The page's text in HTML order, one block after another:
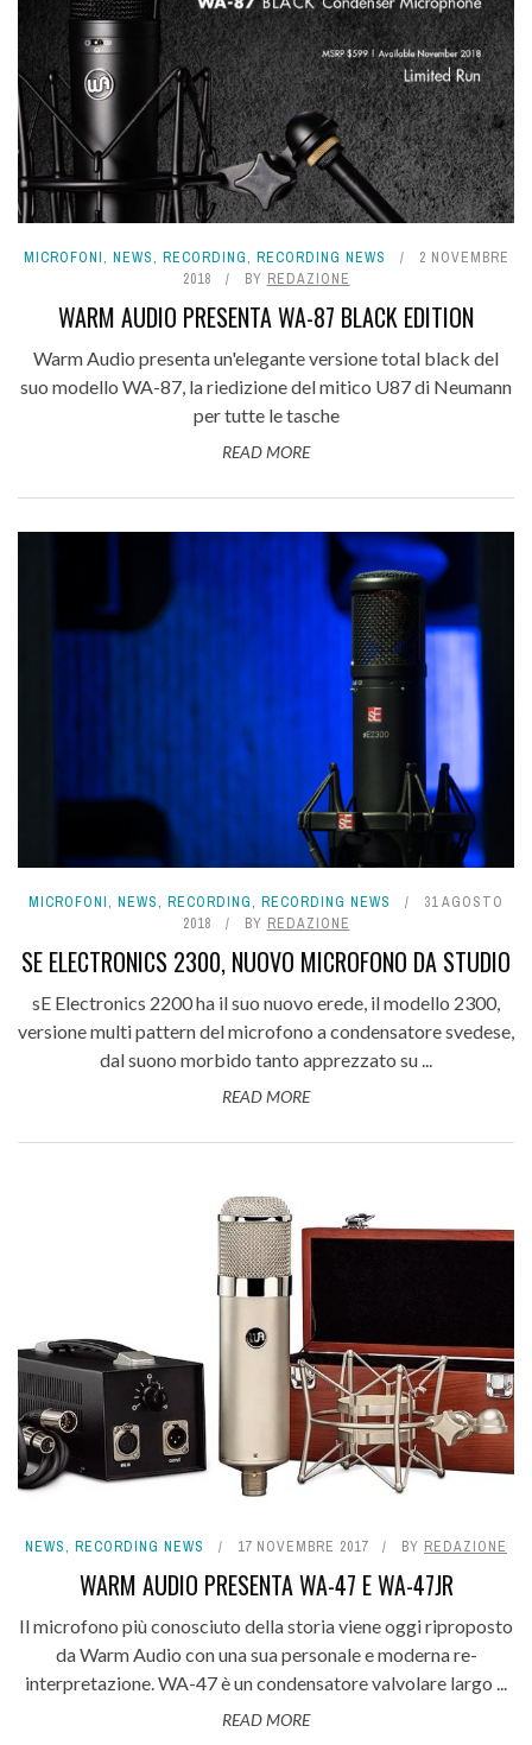
MICROFONI, NEWS, RECORDING, RECORDING NEWS
2 NOVEMBRE
2018
BY REDAZIONE
WARM AUDIO PRESENTA WA-87 BLACK EDITION
Warm Audio presenta un'elegante versione total black del
suo modello WA-87, la riedizione del mitico U87 di Neumann
per tutte le tasche
READ MORE
MICROFONI, NEWS, RECORDING, RECORDING NEWS
31 AGOSTO
2018
BY REDAZIONE
SE ELECTRONICS 2300, NUOVO MICROFONO DA STUDIO
sE Electronics 2200 ha il suo nuovo erede, il modello 2300,
versione multi pattern del microfono a condensatore svedese,
dal suono morbido tanto apprezzato su ...
READ MORE
NEWS, RECORDING NEWS 17 NOVEMBRE 2017 BY REDAZIONE
WARM AUDIO PRESENTA WA-47 E WA-47JR
Il microfono più conosciuto della storia viene oggi riproposto
da Warm Audio con una sua personale e moderna re-
interpretazione. WA-47 è un condensatore valvolare largo ...
READ MORE